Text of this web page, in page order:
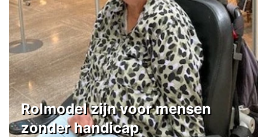
Rolmodel zijn voor mensen
zonder handicap